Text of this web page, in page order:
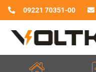
09221 70351-00